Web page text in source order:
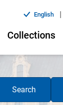
English |
Collections
Search